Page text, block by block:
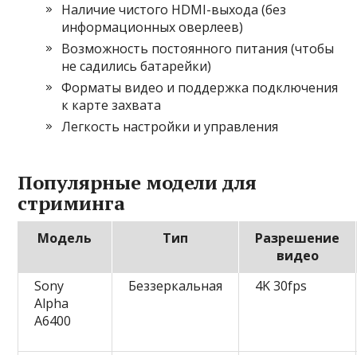
Наличие чистого HDMI-выхода (без
информационных оверлеев)
Возможность постоянного питания (чтобы
не садились батарейки)
Форматы видео и поддержка подключения
к карте захвата
Легкость настройки и управления
Популярные модели для
стриминга
Модель Тип
Разрешение
видео
Sony
Alpha
A6400
Беззеркальная 4K 30fps